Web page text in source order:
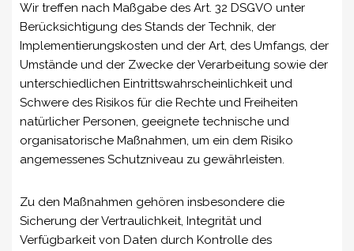
Wir treffen nach Maßgabe des Art. 32 DSGVO unter
Berücksichtigung des Stands der Technik, der
Implementierungskosten und der Art, des Umfangs, der
Umstände und der Zwecke der Verarbeitung sowie der
unterschiedlichen Eintrittswahrscheinlichkeit und
Schwere des Risikos für die Rechte und Freiheiten
natürlicher Personen, geeignete technische und
organisatorische Maßnahmen, um ein dem Risiko
angemessenes Schutzniveau zu gewährleisten.
Zu den Maßnahmen gehören insbesondere die
Sicherung der Vertraulichkeit, Integrität und
Verfügbarkeit von Daten durch Kontrolle des